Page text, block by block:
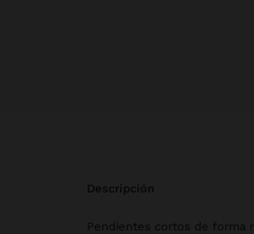
descripción
Pendientes cortos de forma